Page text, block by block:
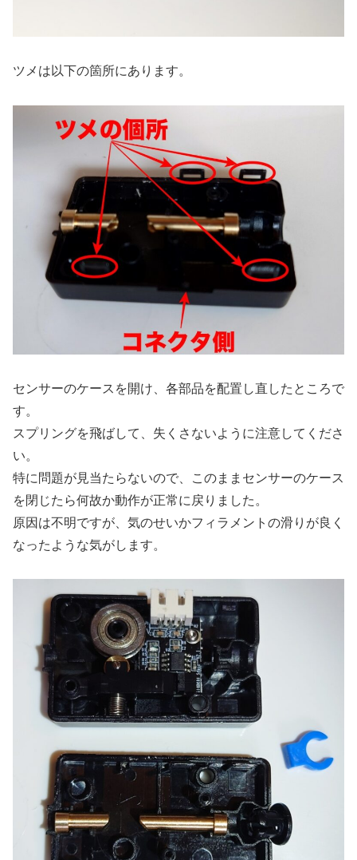
ツメは以下の箇所にあります。
センサーのケースを開け、各部品を配置し直したところで
す。
スプリングを飛ばして、失くさないように注意してくださ
い。
特に問題が見当たらないので、このままセンサーのケース
を閉じたら何故か動作が正常に戻りました。
原因は不明ですが、気のせいかフィラメントの滑りが良く
なったような気がします。